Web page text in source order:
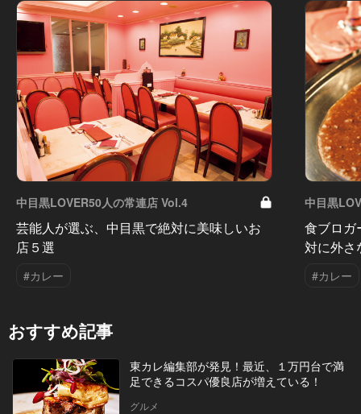
中目黒LOVER50人の常連店 Vol.4
芸能人が選ぶ、中目黒で絶対に美味しいお
店５選
#カレー
中目黒
食ブロガ
対に外さ
#カレー
おすすめ記事
東カレ編集部が発見！最近、１万円台で満
足できるコスパ優良店が増えている！
グルメ